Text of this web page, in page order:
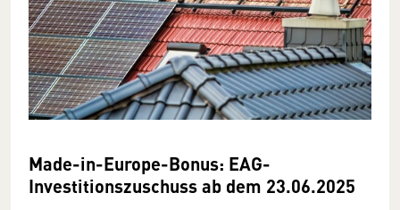
Made-in-Europe-Bonus: EAG-
Investitionszuschuss ab dem 23.06.2025